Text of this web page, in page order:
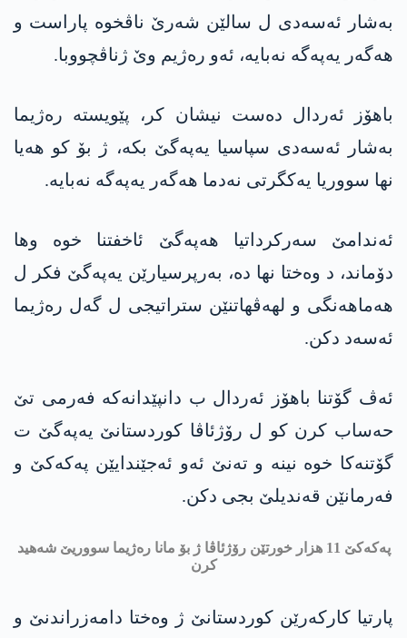
به‌شار ئه‌سه‌دی ل سالێن شه‌رێ ناڤخوه‌ پاراست و
هه‌گه‌ر یه‌په‌گه‌ نه‌بایه‌، ئه‌و ره‌ژیم وێ ژناڤچووبا.
باهۆز ئه‌ردال ده‌ست نیشان كر، پێویسته‌ ره‌ژیما
به‌شار ئه‌سه‌دی سپاسیا یه‌په‌گێ بكه‌، ژ بۆ كو هه‌یا
نها سووریا یه‌كگرتی نه‌دما هه‌گه‌ر یه‌په‌گه‌ نه‌بایه‌.
ئه‌ندامێ سه‌ركرداتیا هه‌په‌گێ ئاخفتنا خوه‌ وها
دۆماند، د وه‌ختا نها ده‌، به‌رپرسیارێن یه‌په‌گێ فكر ل
هه‌ماهه‌نگی و لهه‌ڤهاتنێن ستراتیجی ل گه‌ل ره‌ژیما
ئه‌سه‌د دكن.
ئه‌ڤ گۆتنا باهۆز ئه‌ردال ب دانپێدانه‌كه‌ فه‌رمی تێ
حه‌ساب كرن كو ل رۆژئاڤا كوردستانێ یه‌په‌گێ ت
گۆتنه‌كا خوه‌ نینه‌ و ته‌نێ ئه‌و ئه‌جێندایێن په‌كه‌كێ و
فه‌رمانێن قه‌ندیلێ بجی دكن.
په‌كه‌كێ 11 هزار خورتێن رۆژئاڤا ژ بۆ مانا ره‌ژیما سووریێ شه‌هید
كرن
پارتیا كاركه‌رێن كوردستانێ ژ وه‌ختا دامه‌زراندنێ و